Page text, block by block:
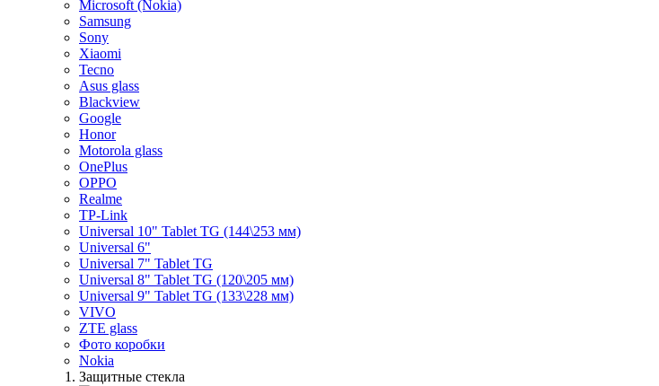
Microsoft (Nokia)
Samsung
Sony
Xiaomi
Tecno
Asus glass
Blackview
Google
Honor
Motorola glass
OnePlus
OPPO
Realme
TP-Link
Universal 10" Tablet TG (144\253 мм)
Universal 6"
Universal 7" Tablet TG
Universal 8" Tablet TG (120\205 мм)
Universal 9" Tablet TG (133\228 мм)
VIVO
ZTE glass
Фото коробки
Nokia
Защитные стекла